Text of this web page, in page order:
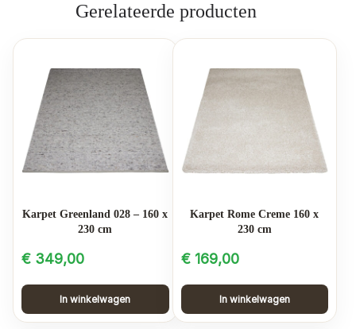
Gerelateerde producten
Karpet Greenland 028 – 160 x
230 cm
€ 349,00
In winkelwagen
Karpet Rome Creme 160 x
230 cm
€169,00
In winkelwagen